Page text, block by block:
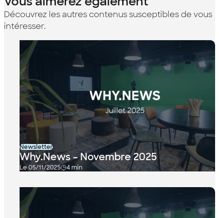
Découvrez les autres contenus susceptibles de vous
intéresser.
Newsletter
Why.News – Novembre 2025
Le 05/11/2025 4 min